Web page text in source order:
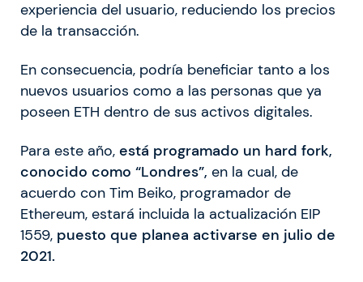
experiencia del usuario, reduciendo los precios
de la transacción.
En consecuencia, podría beneficiar tanto a los
nuevos usuarios como a las personas que ya
poseen ETH dentro de sus activos digitales.
Para este año, está programado un hard fork,
conocido como “Londres”, en la cual, de
acuerdo con Tim Beiko, programador de
Ethereum, estará incluida la actualización EIP
1559, puesto que planea activarse en julio de
2021.